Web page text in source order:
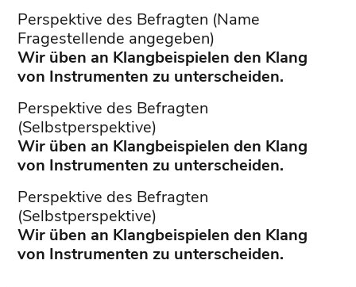
Perspektive des Befragten (Name
Fragestellende angegeben)
Wir üben an Klangbeispielen den Klang
von Instrumenten zu unterscheiden.
Perspektive des Befragten
(Selbstperspektive)
Wir üben an Klangbeispielen den Klang
von Instrumenten zu unterscheiden.
Perspektive des Befragten
(Selbstperspektive)
Wir üben an Klangbeispielen den Klang
von Instrumenten zu unterscheiden.